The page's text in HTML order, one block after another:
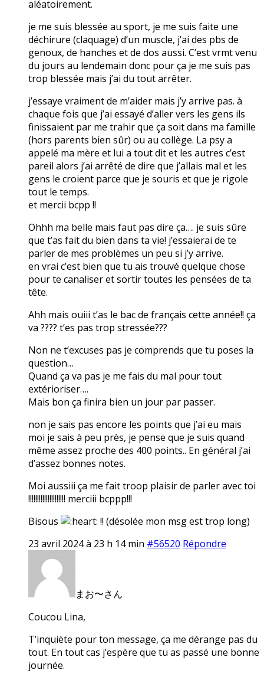
aléatoirement.
je me suis blessée au sport, je me suis faite une
déchirure (claquage) d’un muscle, j’ai des pbs de
genoux, de hanches et de dos aussi. C’est vrmt venu
du jours au lendemain donc pour ça je me suis pas
trop blessée mais j’ai du tout arrêter.
j’essaye vraiment de m’aider mais j’y arrive pas. à
chaque fois que j’ai essayé d’aller vers les gens ils
finissaient par me trahir que ça soit dans ma famille
(hors parents bien sûr) ou au collège. La psy a
appelé ma mère et lui a tout dit et les autres c’est
pareil alors j’ai arrêté de dire que j’allais mal et les
gens le croient parce que je souris et que je rigole
tout le temps.
et mercii bcpp !!
Ohhh ma belle mais faut pas dire ça…. je suis sûre
que t’as fait du bien dans ta vie! j’essaierai de te
parler de mes problèmes un peu si j’y arrive.
en vrai c’est bien que tu ais trouvé quelque chose
pour te canaliser et sortir toutes les pensées de ta
tête.
Ahh mais ouiii t’as le bac de français cette année!! ça
va ???? t’es pas trop stressée???
Non ne t’excuses pas je comprends que tu poses la
question…
Quand ça va pas je me fais du mal pour tout
extérioriser….
Mais bon ça finira bien un jour par passer.
non je sais pas encore les points que j’ai eu mais
moi je sais à peu près, je pense que je suis quand
même assez proche des 400 points.. En général j’ai
d’assez bonnes notes.
Moi aussiii ça me fait troop plaisir de parler avec toi
!!!!!!!!!!!!!!!!!!!!! merciii bcppp!!!
Bisous
!! (désolée mon msg est trop long)
23 avril 2024 à 23 h 14 min #56520 Répondre
まお〜さん
Coucou Lina,
T’inquiète pour ton message, ça me dérange pas du
tout. En tout cas j’espère que tu as passé une bonne
journée.